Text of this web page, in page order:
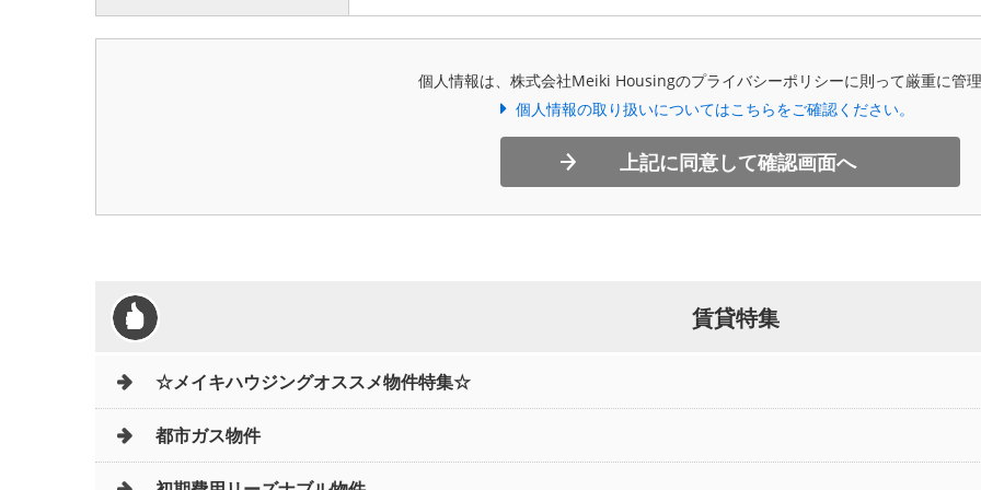
個人情報は、株式会社Meiki Housingのプライバシーポリシーに則って厳重に管理
個人情報の取り扱いについてはこちらをご確認ください。
上記に同意して確認画面へ
賃貸特集
☆メイキハウジングオススメ物件特集☆
都市ガス物件